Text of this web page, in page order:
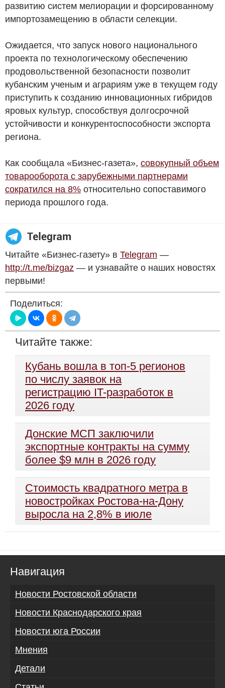
развитию систем мелиорации и форсированному
импортозамещению в области селекции.
Ожидается, что запуск нового национального
проекта по технологическому обеспечению
продовольственной безопасности позволит
кубанским ученым и аграриям уже в текущем году
приступить к созданию инновационных гибридов
яровых культур, способствуя долгосрочной
устойчивости и конкурентоспособности экспорта
региона.
Как сообщала «Бизнес-газета», совокупный объем
товарооборота с зарубежными партнерами
сократился на 8% относительно сопоставимого
периода прошлого года.
Читайте «Бизнес-газету» в Telegram —
http://t.me/bizgaz — и узнавайте о наших новостях
первыми!
Поделиться:
Читайте также:
Кубань вошла в топ-5 регионов
по числу заявок на
регистрацию IT-разработок в
2026 году
Донские МСП заключили
экспортные контракты на сумму
более $9 млн в 2026 году
Стоимость квадратного метра в
новостройках Ростова-на-Дону
выросла на 2,8% в июле
Навигация
Новости Ростовской области
Новости Краснодарского края
Новости юга России
Мнения
Детали